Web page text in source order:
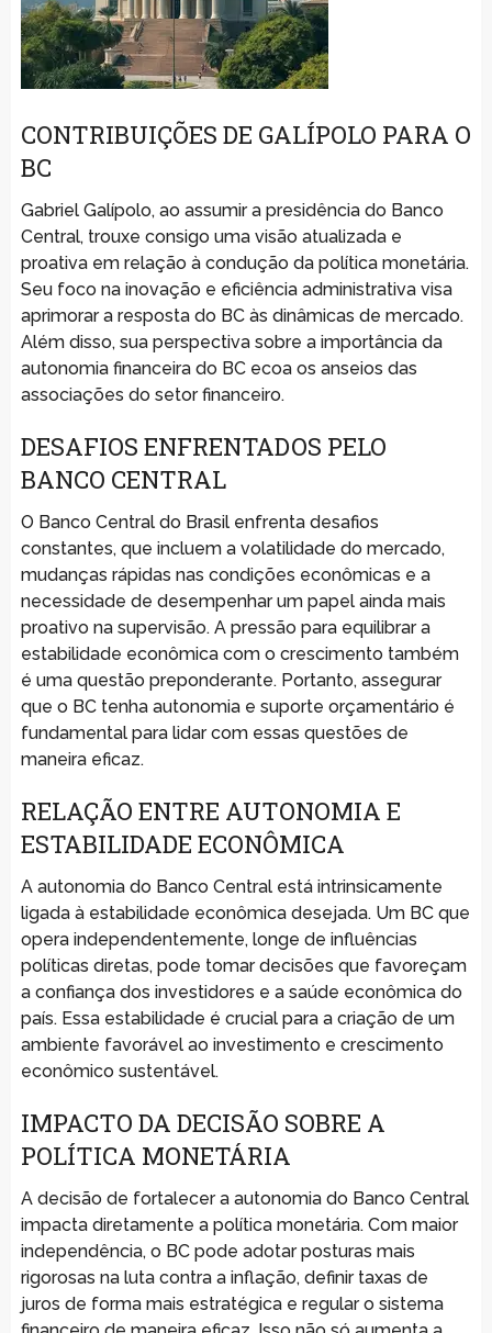
CONTRIBUIÇÕES DE GALÍPOLO PARA O
BC
Gabriel Galípolo, ao assumir a presidência do Banco
Central, trouxe consigo uma visão atualizada e
proativa em relação à condução da política monetária.
Seu foco na inovação e eficiência administrativa visa
aprimorar a resposta do BC às dinâmicas de mercado.
Além disso, sua perspectiva sobre a importância da
autonomia financeira do BC ecoa os anseios das
associações do setor financeiro.
DESAFIOS ENFRENTADOS PELO
BANCO CENTRAL
O Banco Central do Brasil enfrenta desafios
constantes, que incluem a volatilidade do mercado,
mudanças rápidas nas condições econômicas e a
necessidade de desempenhar um papel ainda mais
proativo na supervisão. A pressão para equilibrar a
estabilidade econômica com o crescimento também
é uma questão preponderante. Portanto, assegurar
que o BC tenha autonomia e suporte orçamentário é
fundamental para lidar com essas questões de
maneira eficaz.
RELAÇÃO ENTRE AUTONOMIA E
ESTABILIDADE ECONÔMICA
A autonomia do Banco Central está intrinsicamente
ligada à estabilidade econômica desejada. Um BC que
opera independentemente, longe de influências
políticas diretas, pode tomar decisões que favoreçam
a confiança dos investidores e a saúde econômica do
país. Essa estabilidade é crucial para a criação de um
ambiente favorável ao investimento e crescimento
econômico sustentável.
IMPACTO DA DECISÃO SOBRE A
POLÍTICA MONETÁRIA
A decisão de fortalecer a autonomia do Banco Central
impacta diretamente a política monetária. Com maior
independência, o BC pode adotar posturas mais
rigorosas na luta contra a inflação, definir taxas de
juros de forma mais estratégica e regular o sistema